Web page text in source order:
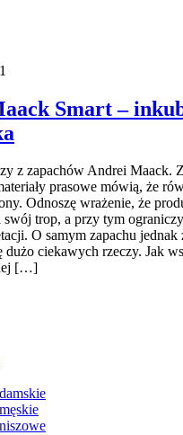
Smart –
z zapachów Andrei Maack.
prasowe mówią, że
Odnoszę wrażenie, że
swój trop, a przy tym
O samym zapachu jednak
dużo ciekawych rzeczy. Jak
[…]